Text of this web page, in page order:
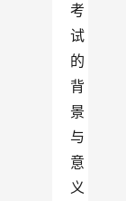
考
试
的
背
景
与
意
义